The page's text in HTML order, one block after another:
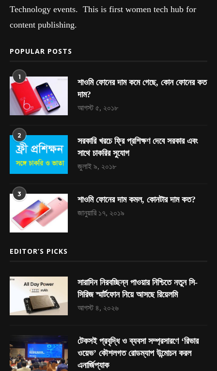
Technology events. This is first women tech hub for
content publishing.
POPULAR POSTS
1
শাওমি ফোনের দাম কমে গেছে, কোন ফোনের কত
দাম?
আগস্ট ৫, ২০১৮
2
সরকারি খরচে ফ্রি প্রশিক্ষণ দেবে সরকার এবং
সাথে চাকরির সুযোগ
জুলাই ৯, ২০১৮
3
শাওমি ফোনের দাম কমল, কোনটার দাম কত?
জানুয়ারি ১৭, ২০১৯
EDITOR’S PICKS
সারাদিন নিরবচ্ছিন্ন পাওয়ার নিশ্চিতে নতুন সি-
সিরিজ স্মার্টফোন নিয়ে আসছে রিয়েলমি
আগস্ট ৪, ২০২৬
টেকসই প্রবৃদ্ধি ও ব্যবসা সম্প্রসারণে ‘রিভার
ওয়েভ’ কৌশলগত রোডম্যাপ উন্মোচন করল
এনার্জিপ্যাক